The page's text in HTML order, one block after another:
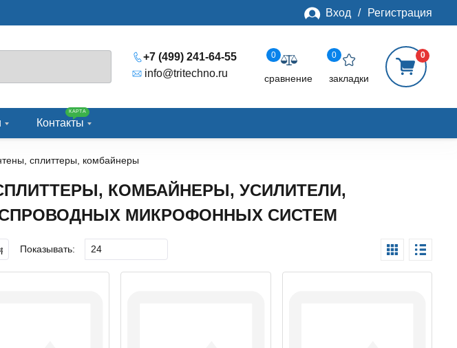
Вход / Регистрация
+7 (499) 241-64-55
info@tritechno.ru
0
сравнение
0
закладки
0
КАРТА
Контакты
сплиттеры, комбайнеры
КОМБАЙНЕРЫ, УСИЛИТЕЛИ,
МИКРОФОННЫХ СИСТЕМ
Показывать: